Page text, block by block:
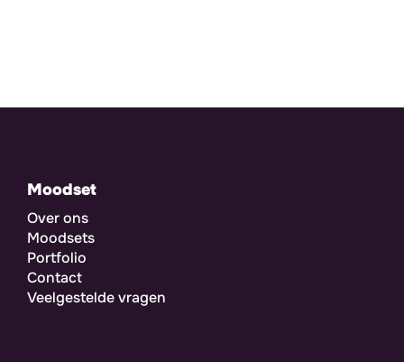
Moodset
Over ons
Moodsets
Portfolio
Contact
Veelgestelde vragen